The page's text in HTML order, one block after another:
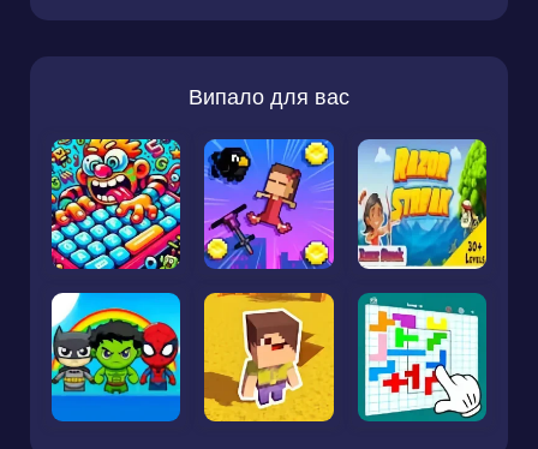
Випало для вас